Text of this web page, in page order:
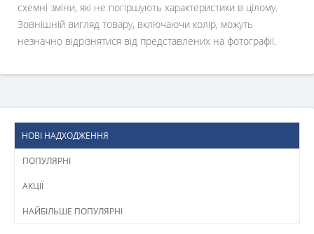
схемні зміни, які не погіршують характеристики в цілому.
Зовнішній вигляд товару, включаючи колір, можуть
незначно відрізнятися від представлених на фотографії.
НОВІ НАДХОДЖЕННЯ
ПОПУЛЯРНІ
АКЦІЇ
НАЙБІЛЬШЕ ПОПУЛЯРНІ